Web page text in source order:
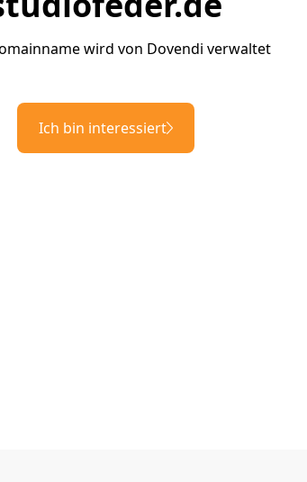
wird von Dovendi verwaltet
Ich bin interessiert